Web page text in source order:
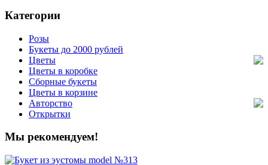
Категории
Розы
Букеты до 2000 рублей
Цветы
Цветы в коробке
Сборные букеты
Цветы в корзине
Авторство
Открытки
Мы рекомендуем!